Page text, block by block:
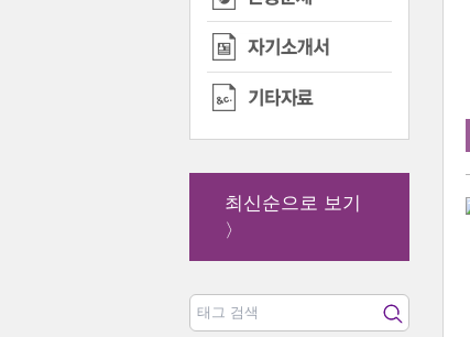
최신순으로 보기
〉